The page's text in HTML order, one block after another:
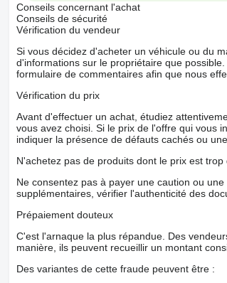
Conseils concernant l'achat
Conseils de sécurité
Vérification du vendeur
Si vous décidez d'acheter un véhicule ou du
d'informations sur le propriétaire que
formulaire de commentaires afin que nous
Vérification du prix
Avant d'effectuer un achat, étudiez
vous avez choisi. Si le prix de l'offre qui vous
indiquer la présence de défauts cachés ou
N'achetez pas de produits dont le prix est
Ne consentez pas à payer une caution ou
supplémentaires, vérifier l'authenticité des
Prépaiement douteux
C'est l'arnaque la plus répandue. Des
manière, ils peuvent recueillir un montant
Des variantes de cette fraude peuvent être :